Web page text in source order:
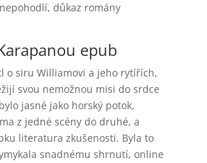
důkaz romány
epub
o siru Williamovi a jeho rytířích,
svou nemožnou misi do srdce
jasné jako horský potok,
z jedné scény do druhé, a
literatura zkušenosti. Byla to
snadnému shrnutí, online